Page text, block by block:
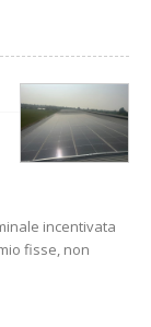
incentivata
fisse, non